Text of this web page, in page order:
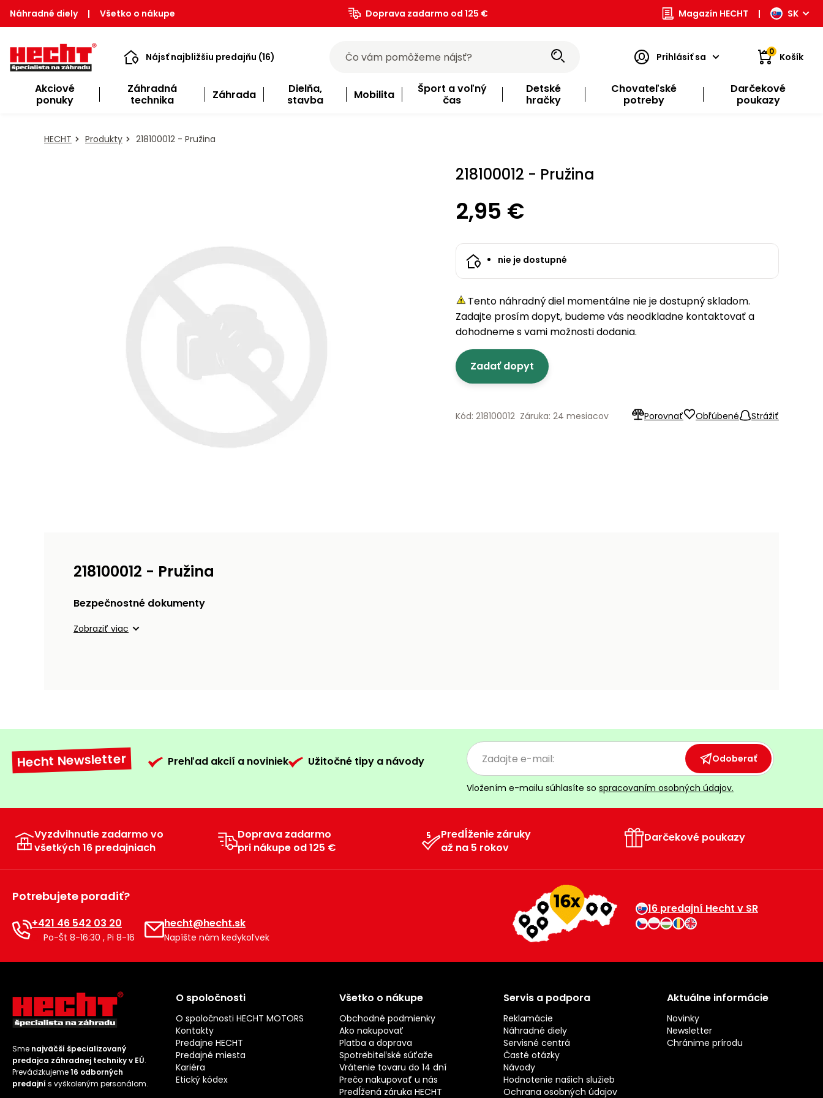
Náhradné diely | Všetko o nákupe Doprava zadarmo od 125 € Magazín HECHT | SK
Nájsť najbližšiu predajňu (16) Prihlásiť sa 0 Košík
Akciové
ponuky
Záhradná
technika
Záhrada
Dielňa,
stavba
Mobilita
Šport a voľný
čas
Detské
hračky
Chovateľské
potreby
Darčekové
poukazy
HECHT Produkty 218100012 - Pružina
218100012 - Pružina
2,95 €
nie je dostupné
Tento náhradný diel momentálne nie je dostupný skladom.
Zadajte prosím dopyt, budeme vás neodkladne kontaktovať a
dohodneme s vami možnosti dodania.
Zadať dopyt
Porovnať Obľúbené Strážiť
Kód: 218100012 Záruka: 24 mesiacov
218100012 - Pružina
Bezpečnostné dokumenty
Zobraziť viac
Hecht Newsletter Prehľad akcií a noviniek Užitočné tipy a návody Odoberať
Vložením e-mailu súhlasíte so spracovaním osobných údajov.
Vyzdvihnutie zadarmo vo
všetkých 16 predajniach
Doprava zadarmo
pri nákupe od 125 €
Predĺženie záruky
až na 5 rokov
Darčekové poukazy
Potrebujete poradiť?
+421 46 542 03 20
Po-Št 8-16:30 , Pi 8-16
hecht@hecht.sk
Napíšte nám kedykoľvek
16 predajní Hecht v SR
Sme najväčší špecializovaný
predajca záhradnej techniky v EÚ.
Prevádzkujeme16 odborných
predajní s vyškoleným personálom.
O spoločnosti
O spoločnosti HECHT MOTORS
Kontakty
Predajne HECHT
Predajné miesta
Kariéra
Etický kódex
Všetko o nákupe
Obchodné podmienky
Ako nakupovať
Platba a doprava
Spotrebiteľské súťaže
Vrátenie tovaru do 14 dní
Prečo nakupovať u nás
Predĺžená záruka HECHT
Servis a podpora
Reklamácie
Náhradné diely
Servisné centrá
Časté otázky
Návody
Hodnotenie našich služieb
Ochrana osobných údajov
Aktuálne informácie
Novinky
Newsletter
Chránime prírodu